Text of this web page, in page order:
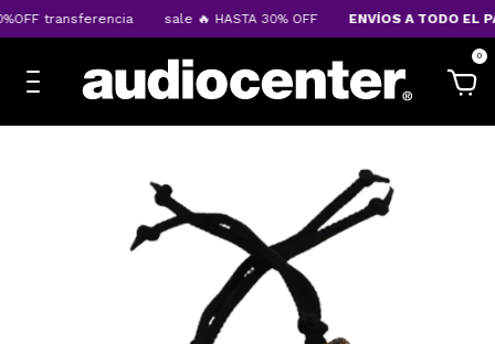
transferencia sale 🔥 HASTA 30% OFF ENVÍOS A TODO EL
0